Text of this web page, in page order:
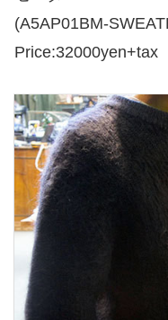
(A5AP01BM-
Price:32000yen+tax